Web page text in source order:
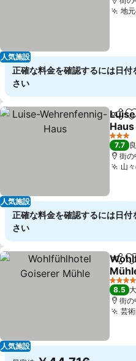
人気施設
地
正確な料金を確認するには日付
さい
人気施設
シェア
Haus
3 ホテ
7.7
街
山
正確な料金を確認するには日付
さい
人気施設
シェア
4 ホテ
8.5
街の
芸